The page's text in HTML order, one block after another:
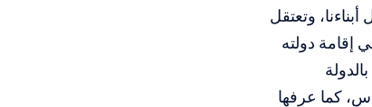
وتعتقل
إقامة دولته
(يونيو) 67 وعاصمتها القدس، كما عرفها